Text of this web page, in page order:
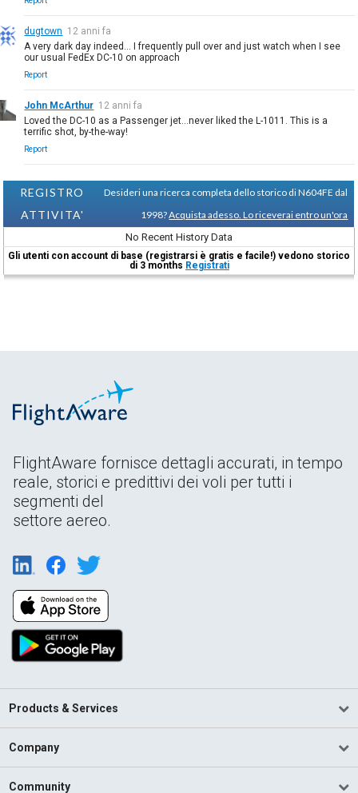
dugtown 12 anni fa
A very dark day indeed... I frequently pull over and just watch when I see
our usual FedEx DC-10 on approach
Report
John McArthur 12 anni fa
Loved the DC-10 as a Passenger jet...never liked the L-1011. This is a
terrific shot, by-the-way!
Report
REGISTRO
ATTIVITA'
Desideri una ricerca completa dello storico di N604FE dal
1998?Acquista adesso. Lo riceverai entro un'ora
No Recent History Data
Gli utenti con account di base (registrarsi è gratis e facile!) vedono storico
di 3 months Registrati
FlightAware fornisce dettagli accurati, in tempo
reale, storici e predittivi dei voli per tutti i
segmenti del
settore aereo.
Products & Services
Company
Community